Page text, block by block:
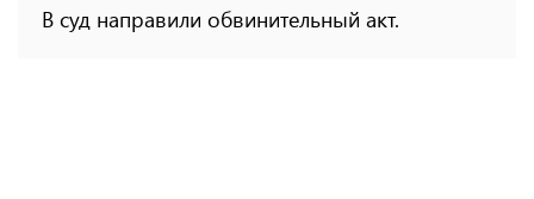
В суд направили обвинительный акт.